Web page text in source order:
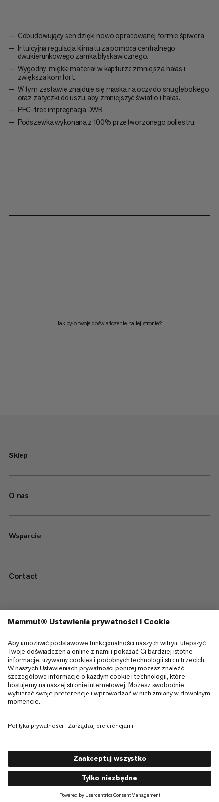
Odbudowujący sen dzięki nowo opracowanej formie śpiwora
Intuicyjna regulacja klimatu za pomocą centralnego
dwukierunkowego zamka błyskawicznego.
Wygodny, miękki materiał w kapturze zmniejsza hałas i
zwiększa komfort.
W tym zestawie znajduje się maska na oczy do snu głębokiego
oraz zatyczki do uszu, aby zmniejszyć światło i hałas.
PFC-free impregnacja DWR
Podszewka wykonana z 100% przetworzonego poliestru.
Jak było twoje doświadczenie na tej stronie?
Sklep
O nas
Wsparcie
Contact
—
Sitemap
Cookies
Informacja prawna
Polityka Prywatności Danych